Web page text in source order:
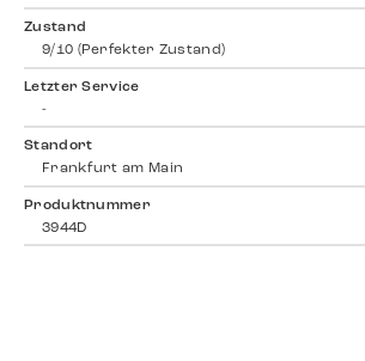
Zustand
9/10 (Perfekter Zustand)
Letzter Service
-
Standort
Frankfurt am Main
Produktnummer
3944D